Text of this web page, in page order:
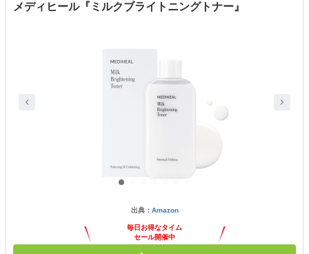
メディヒール『ミルクブライトニングトナー』
出典： Amazon
毎日お得なタイム
セール開催中